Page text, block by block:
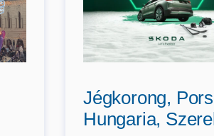
Jégkorong,
Hungaria,